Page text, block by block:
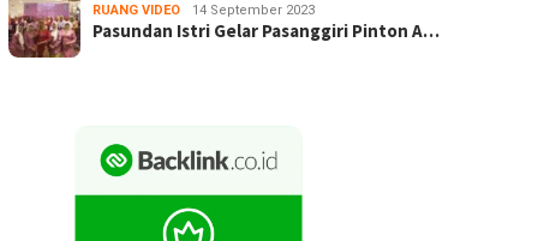
RUANG VIDEO 14 September 2023
Pasundan Istri Gelar Pasanggiri Pinton A…